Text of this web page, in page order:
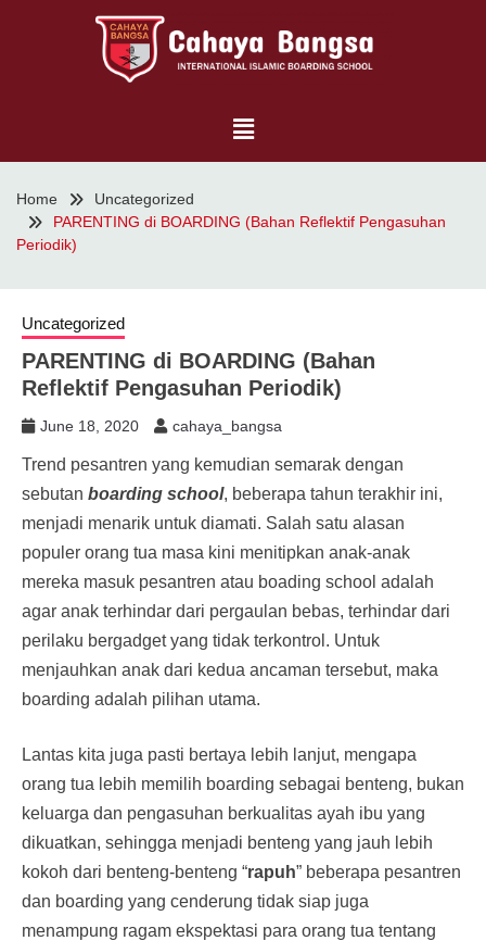
Home
Uncategorized
PARENTING di BOARDING (Bahan Reflektif Pengasuhan
Periodik)
Uncategorized
PARENTING di BOARDING (Bahan
Reflektif Pengasuhan Periodik)
June 18, 2020 cahaya_bangsa
Trend pesantren yang kemudian semarak dengan
sebutan boarding school, beberapa tahun terakhir ini,
menjadi menarik untuk diamati. Salah satu alasan
populer orang tua masa kini menitipkan anak-anak
mereka masuk pesantren atau boading school adalah
agar anak terhindar dari pergaulan bebas, terhindar dari
perilaku bergadget yang tidak terkontrol. Untuk
menjauhkan anak dari kedua ancaman tersebut, maka
boarding adalah pilihan utama.
Lantas kita juga pasti bertaya lebih lanjut, mengapa
orang tua lebih memilih boarding sebagai benteng, bukan
keluarga dan pengasuhan berkualitas ayah ibu yang
dikuatkan, sehingga menjadi benteng yang jauh lebih
kokoh dari benteng-benteng “rapuh” beberapa pesantren
dan boarding yang cenderung tidak siap juga
menampung ragam ekspektasi para orang tua tentang